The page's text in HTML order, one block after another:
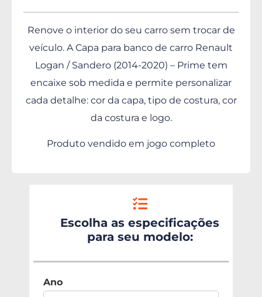
Renove o interior do seu carro sem trocar de
veículo. A Capa para banco de carro Renault
Logan / Sandero (2014-2020) – Prime tem
encaixe sob medida e permite personalizar
cada detalhe: cor da capa, tipo de costura, cor
da costura e logo.
Produto vendido em jogo completo
Escolha as especificações
para seu modelo:
Ano